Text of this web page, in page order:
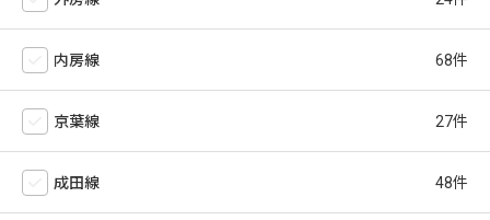
内房線
京葉線
成田線